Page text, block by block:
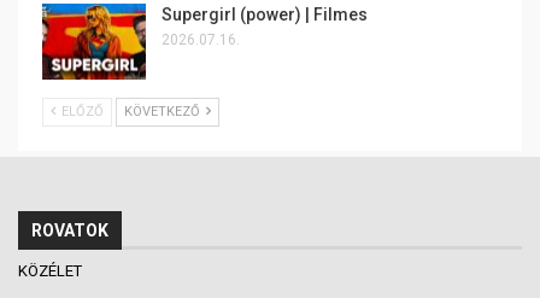
Supergirl (power) | Filmes
2026.07.16.
ELŐZŐ KÖVETKEZŐ
ROVATOK
KÖZÉLET